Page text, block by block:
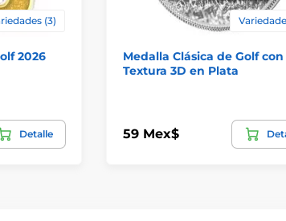
(3)
2026
Detalle
Medalla Clásica de Golf con
Textura 3D en Plata
59 Mex$